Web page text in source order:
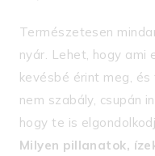
Természetesen
nyár. Lehet, hogy ami
kevésbé érint meg,
nem szabály, csupán
hogy te is
Milyen pillanatok,